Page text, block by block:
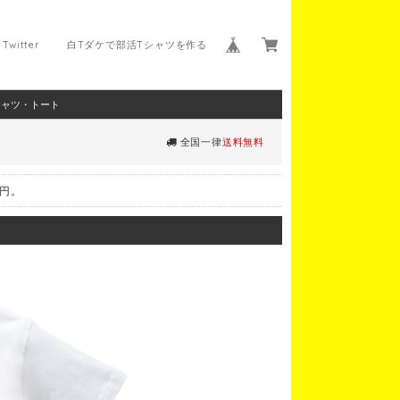
白Tダケで部活Tシャツを作る
Twitter
ツ・トート
全国一律送料無料
。